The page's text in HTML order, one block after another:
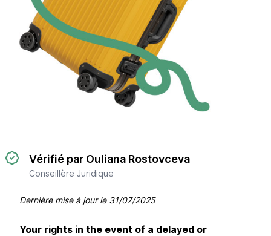
Vérifié par Ouliana Rostovceva
Conseillère Juridique
Dernière mise à jour le 31/07/2025
Your rights in the event of a delayed or